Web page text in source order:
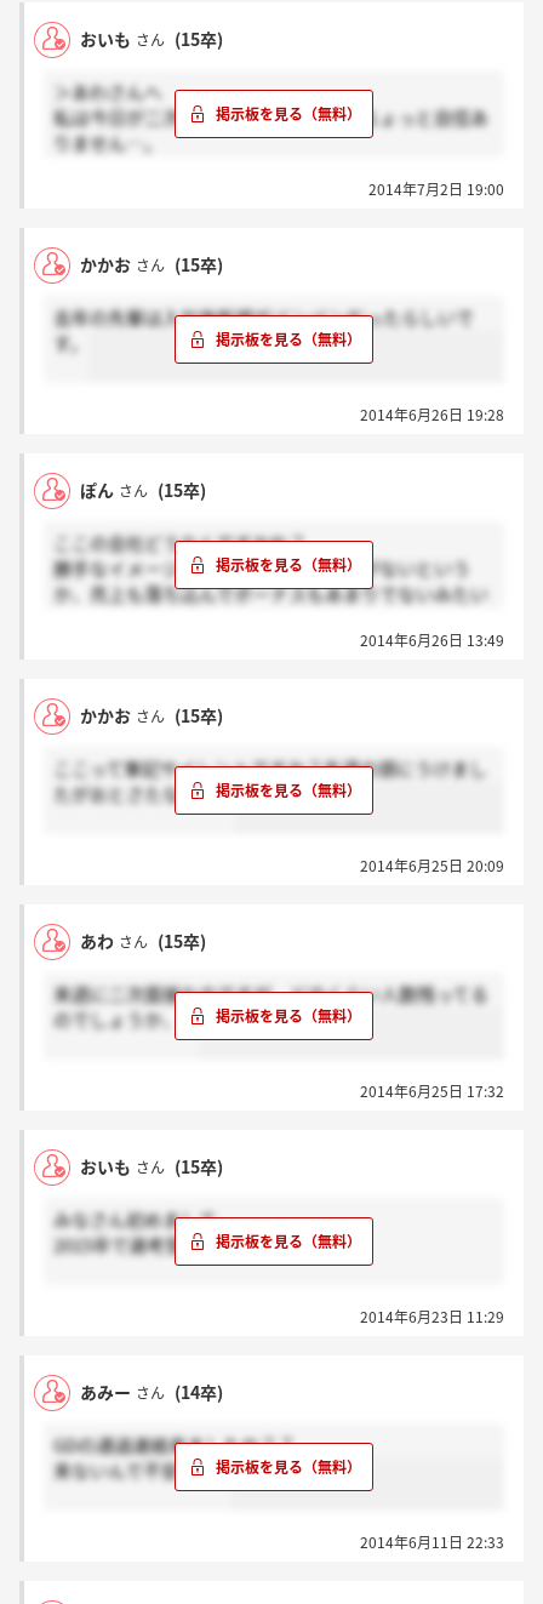
おいも さん (15卒)
＞あわさんへ
私は今日が二次面接だったんですが、ちょっと自信あ
りません…。
同じく、どのくらい残っているのか分からないで
2014年7月2日 19:00
かかお さん (15卒)
去年の先輩は入社後新規がバンバンだったらしいで
す。
2014年6月26日 19:28
ぽん さん (15卒)
ここの会社どうなんですかね？
勝手なイメージですけど、なんか覇気がないという
か、売上も落ち込んでボーナスもあまりでないみたい
2014年6月26日 13:49
かかお さん (15卒)
ここって筆記サイレントですか？先週の頭にうけまし
たがおとさたなしです
2014年6月25日 20:09
あわ さん (15卒)
来週に二次面接なのですが、どのくらい人数残ってる
のでしょうか、、
2014年6月25日 17:32
おいも さん (15卒)
みなさん初めまして。
2015卒で選考受けています。
いるようなので、もう少し待ってみるのはいかがでし
ょうか……？
2014年6月23日 11:29
あみー さん (14卒)
GDの通過連絡来ましたか？？
来ないんで不安です...
2014年6月11日 22:33